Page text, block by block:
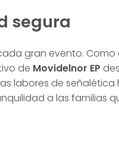
segura
gran evento.
de Movidelnor EP
labores de
a las familias